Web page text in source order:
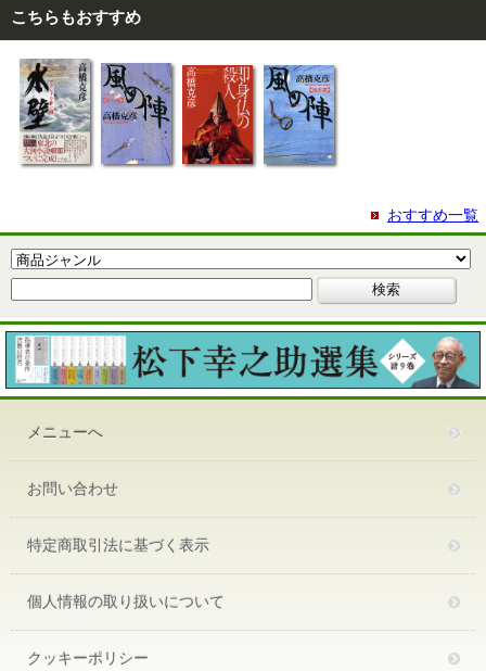
こちらもおすすめ
おすすめ一覧
メニューへ
お問い合わせ
特定商取引法に基づく表示
個人情報の取り扱いについて
クッキーポリシー